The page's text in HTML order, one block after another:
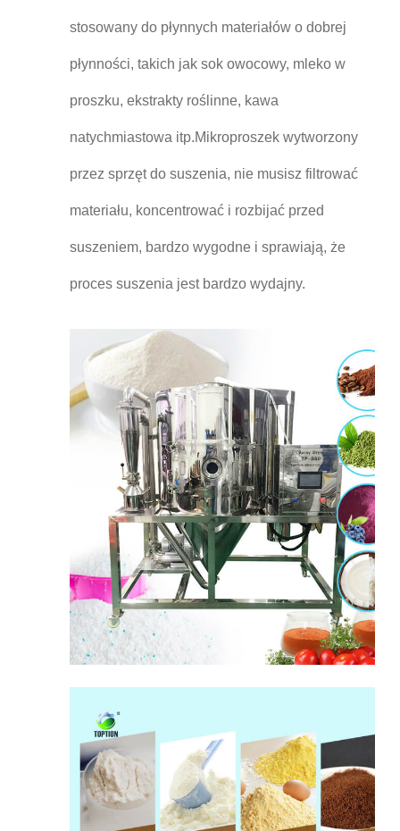
stosowany do płynnych materiałów o dobrej
płynności, takich jak sok owocowy, mleko w
proszku, ekstrakty roślinne, kawa
natychmiastowa itp.Mikroproszek wytworzony
przez sprzęt do suszenia, nie musisz filtrować
materiału, koncentrować i rozbijać przed
suszeniem, bardzo wygodne i sprawiają, że
proces suszenia jest bardzo wydajny.